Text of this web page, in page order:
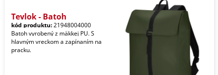
Teylok - Batoh
kód produktu:21948004000
Batoh vyrobený z mäkkej PU. S
hlavným vreckom a zapínaním na
pracku.